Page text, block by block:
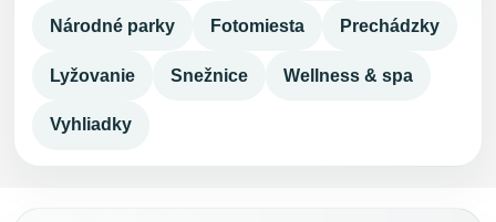
Národné parky Fotomiesta Prechádzky
Lyžovanie Snežnice Wellness & spa
Vyhliadky